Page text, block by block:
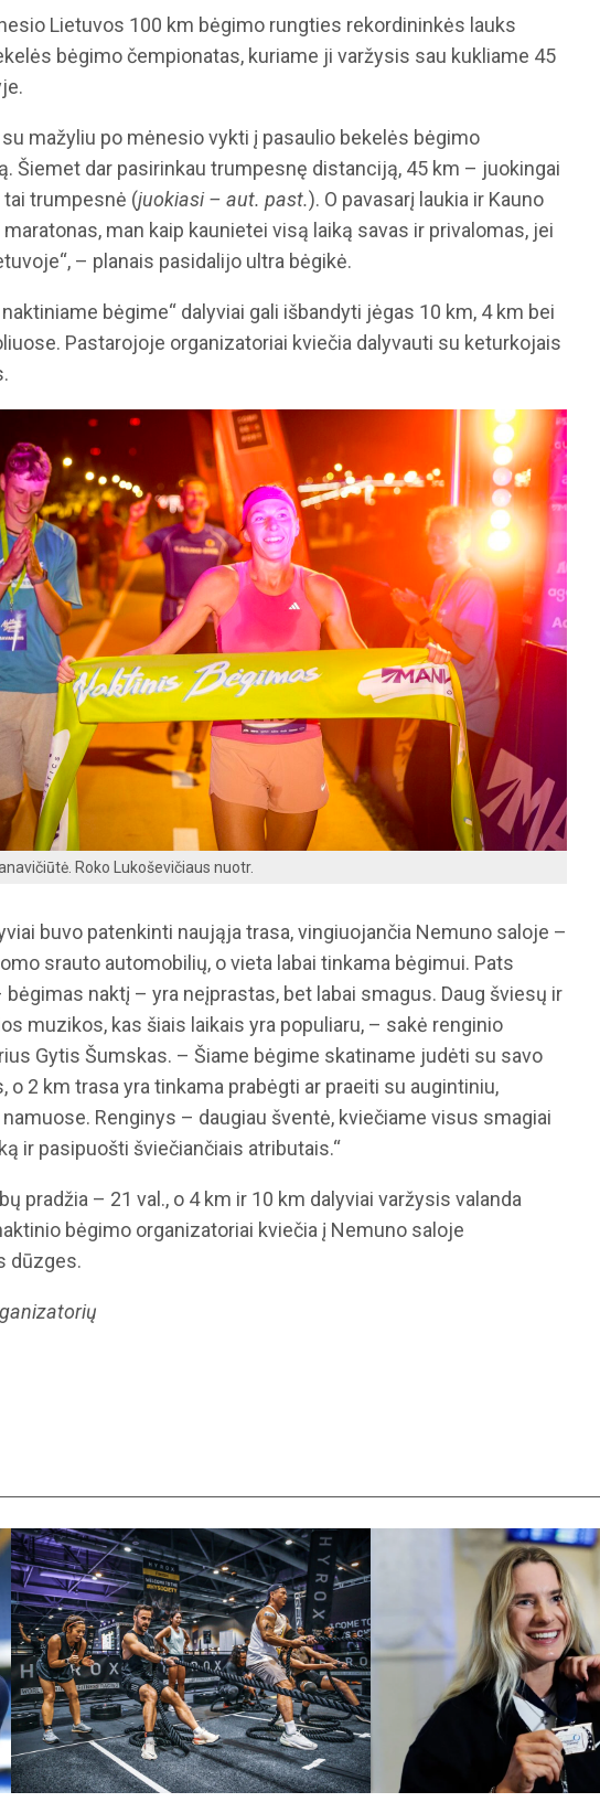
Lietuvos 100 km bėgimo rungties rekordininkės lauks
bėgimo čempionatas, kuriame ji varžysis sau kukliame 45
su mažyliu po mėnesio vykti į pasaulio bekelės bėgimo
Šiemet dar pasirinkau trumpesnę distanciją, 45 km – juokingai
tai trumpesnė (juokiasi – aut. past.). O pavasarį laukia ir Kauno
maratonas, man kaip kaunietei visą laiką savas ir privalomas, jei
– planais pasidalijo ultra bėgikė.
bėgime“ dalyviai gali išbandyti jėgas 10 km, 4 km bei
Pastarojoje organizatoriai kviečia dalyvauti su keturkojais
Roko Lukoševičiaus nuotr.
buvo patenkinti naująja trasa, vingiuojančia Nemuno saloje –
srauto automobilių, o vieta labai tinkama bėgimui. Pats
naktį – yra neįprastas, bet labai smagus. Daug šviesų ir
muzikos, kas šiais laikais yra populiaru, – sakė renginio
Gytis Šumskas. – Šiame bėgime skatiname judėti su savo
o 2 km trasa yra tinkama prabėgti ar praeiti su augintiniu,
Renginys – daugiau šventė, kviečiame visus smagiai
ir pasipuošti šviečiančiais atributais.“
pradžia – 21 val., o 4 km ir 10 km dalyviai varžysis valanda
bėgimo organizatoriai kviečia į Nemuno saloje
dūzges.